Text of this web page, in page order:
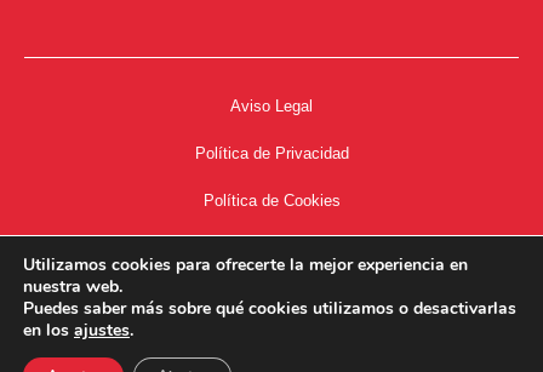
Aviso Legal
Política de Privacidad
Política de Cookies
Utilizamos cookies para ofrecerte la mejor experiencia en
nuestra web.
Puedes saber más sobre qué cookies utilizamos o desactivarlas
en los ajustes.